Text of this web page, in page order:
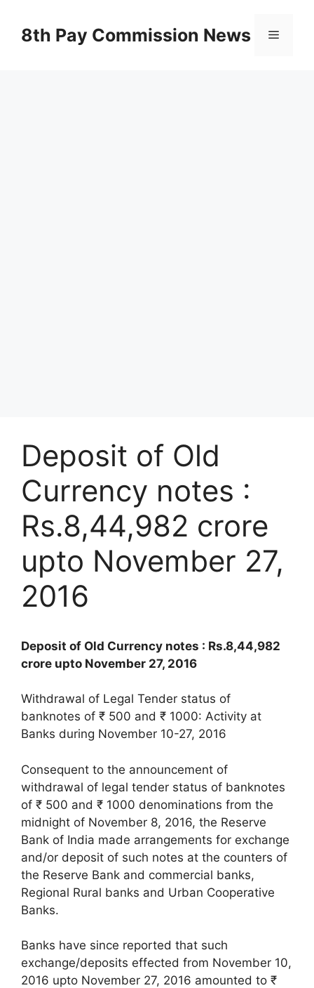
content8th Pay Commission News Menu
Deposit of Old
Currency notes :
Rs.8,44,982 crore
upto November 27,
2016
Deposit of Old Currency notes : Rs.8,44,982
crore upto November 27, 2016
Withdrawal of Legal Tender status of
banknotes of ₹ 500 and ₹ 1000: Activity at
Banks during November 10-27, 2016
Consequent to the announcement of
withdrawal of legal tender status of banknotes
of ₹ 500 and ₹ 1000 denominations from the
midnight of November 8, 2016, the Reserve
Bank of India made arrangements for exchange
and/or deposit of such notes at the counters of
the Reserve Bank and commercial banks,
Regional Rural banks and Urban Cooperative
Banks.
Banks have since reported that such
exchange/deposits effected from November 10,
2016 upto November 27, 2016 amounted to ₹